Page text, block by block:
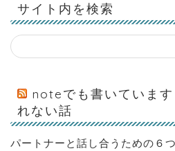
サイト内を検索
noteでも書いています
れない話
パートナーと話し合うための６